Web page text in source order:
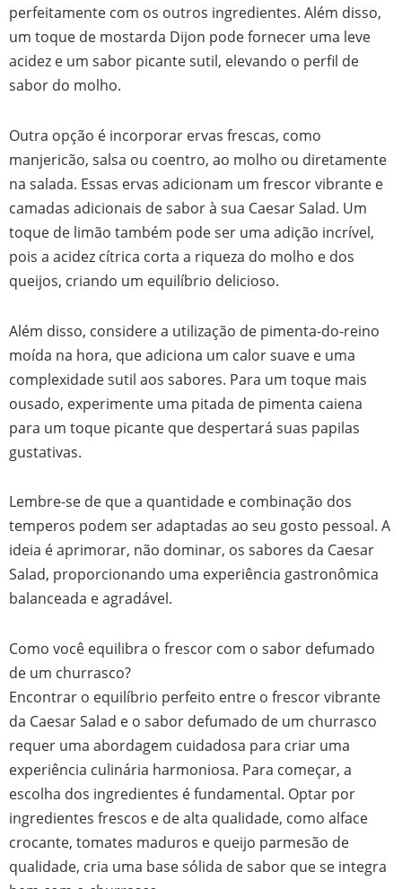
perfeitamente com os outros ingredientes. Além disso,
um toque de mostarda Dijon pode fornecer uma leve
acidez e um sabor picante sutil, elevando o perfil de
sabor do molho.
Outra opção é incorporar ervas frescas, como
manjericão, salsa ou coentro, ao molho ou diretamente
na salada. Essas ervas adicionam um frescor vibrante e
camadas adicionais de sabor à sua Caesar Salad. Um
toque de limão também pode ser uma adição incrível,
pois a acidez cítrica corta a riqueza do molho e dos
queijos, criando um equilíbrio delicioso.
Além disso, considere a utilização de pimenta-do-reino
moída na hora, que adiciona um calor suave e uma
complexidade sutil aos sabores. Para um toque mais
ousado, experimente uma pitada de pimenta caiena
para um toque picante que despertará suas papilas
gustativas.
Lembre-se de que a quantidade e combinação dos
temperos podem ser adaptadas ao seu gosto pessoal. A
ideia é aprimorar, não dominar, os sabores da Caesar
Salad, proporcionando uma experiência gastronômica
balanceada e agradável.
Como você equilibra o frescor com o sabor defumado
de um churrasco?
Encontrar o equilíbrio perfeito entre o frescor vibrante
da Caesar Salad e o sabor defumado de um churrasco
requer uma abordagem cuidadosa para criar uma
experiência culinária harmoniosa. Para começar, a
escolha dos ingredientes é fundamental. Optar por
ingredientes frescos e de alta qualidade, como alface
crocante, tomates maduros e queijo parmesão de
qualidade, cria uma base sólida de sabor que se integra